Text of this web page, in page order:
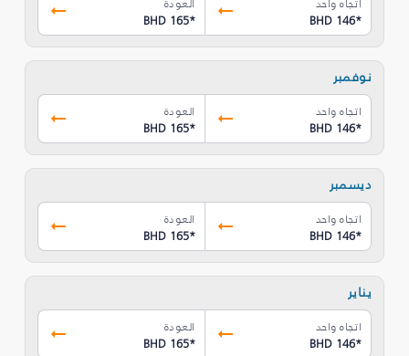
اتجاه واحد
BHD 146*
العودة
BHD 165*
نوفمبر
اتجاه واحد
BHD 146*
العودة
BHD 165*
ديسمبر
اتجاه واحد
BHD 146*
العودة
BHD 165*
يناير
اتجاه واحد
BHD 146*
العودة
BHD 165*